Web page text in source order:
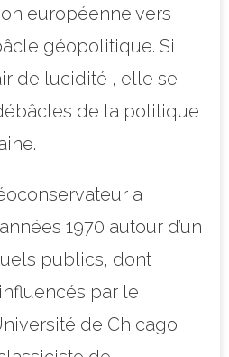
européenne vers
géopolitique. Si
de lucidité , elle se
de la politique
a
1970 autour d’un
publics, dont
par le
de Chicago